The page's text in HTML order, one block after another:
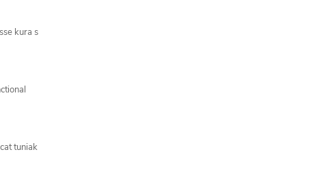
kura s
tuniak